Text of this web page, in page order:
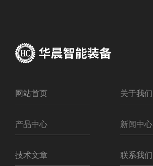
网站首页 关于我们
产品中心 新闻中心
技术文章 联系我们